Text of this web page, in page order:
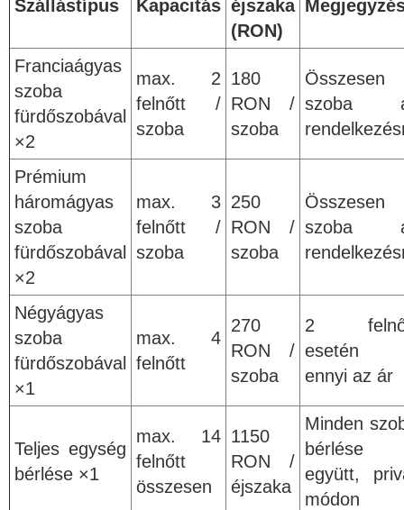
Szállástípus Kapacitás éjszaka
(RON)
Franciaágyas
szoba
fürdőszobával
×2
max. 2
felnőtt /
szoba
180
RON /
szoba
Összesen
szoba
Prémium
háromágyas
szoba
fürdőszobával
×2
max. 3
felnőtt /
szoba
250
RON /
szoba
Összesen
szoba
Négyágyas
szoba
fürdőszobával
×1
max. 4
felnőtt
270
RON /
szoba
2
esetén
ennyi az ár
Teljes egység
bérlése ×1
max. 14
felnőtt
összesen
1150
RON /
éjszaka
Minden
bérlése
együtt,
módon